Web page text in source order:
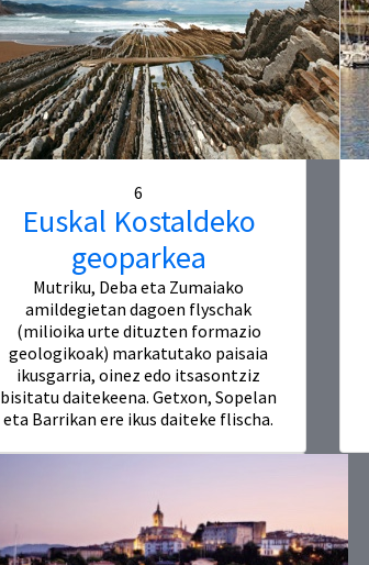
6
Euskal Kostaldeko
geoparkea
Mutriku, Deba eta Zumaiako
amildegietan dagoen flyschak
(milioika urte dituzten formazio
geologikoak) markatutako paisaia
ikusgarria, oinez edo itsasontziz
bisitatu daitekeena. Getxon, Sopelan
eta Barrikan ere ikus daiteke flischa.